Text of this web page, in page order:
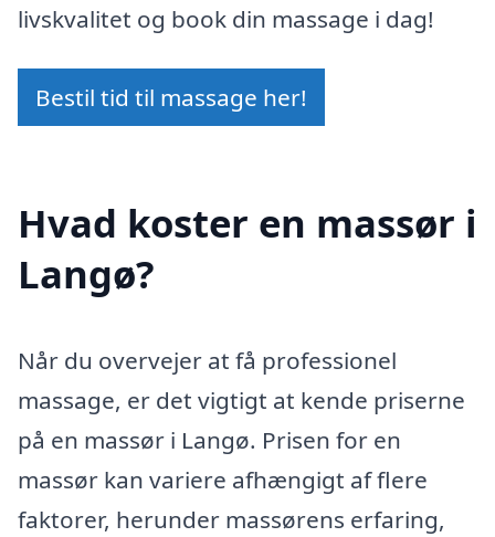
livskvalitet og book din massage i dag!
Bestil tid til massage her!
Hvad koster en massør i
Langø?
Når du overvejer at få professionel
massage, er det vigtigt at kende priserne
på en massør i Langø. Prisen for en
massør kan variere afhængigt af flere
faktorer, herunder massørens erfaring,